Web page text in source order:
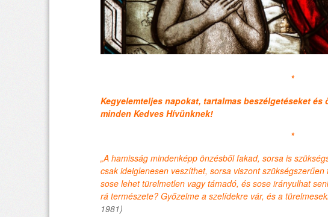
*
Kegyelemteljes napokat, tartalmas beszélgetéseket
minden Kedves Hívünknek!
*
„A hamisság mindenképp önzésből fakad, sorsa is
csak ideiglenesen veszíthet, sorsa viszont
sose lehet türelmetlen vagy támadó, és sose irányulhat
rá természete? Győzelme a szelídekre vár, és a
1981)